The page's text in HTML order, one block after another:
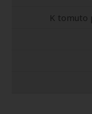
K tomuto